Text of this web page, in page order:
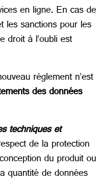
en ligne. En cas de
les sanctions pour les
droit à l’oubli est
règlement n’est
des données
techniques et
de la protection
du produit ou
quantité de données